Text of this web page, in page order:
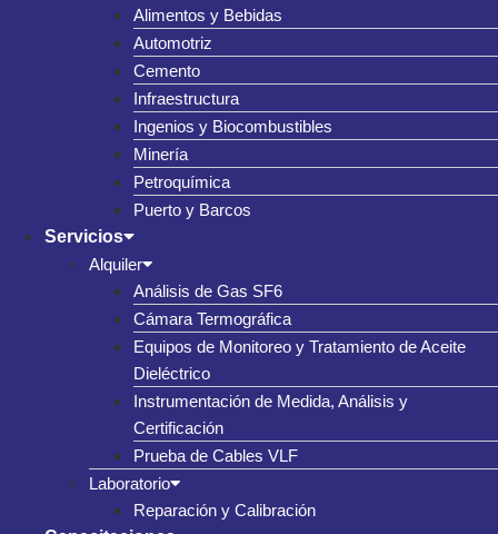
Alimentos y Bebidas
Automotriz
Cemento
Infraestructura
Ingenios y Biocombustibles
Minería
Petroquímica
Puerto y Barcos
Servicios
Alquiler
Análisis de Gas SF6
Cámara Termográfica
Equipos de Monitoreo y Tratamiento de Aceite
Dieléctrico
Instrumentación de Medida, Análisis y
Certificación
Prueba de Cables VLF
Laboratorio
Reparación y Calibración